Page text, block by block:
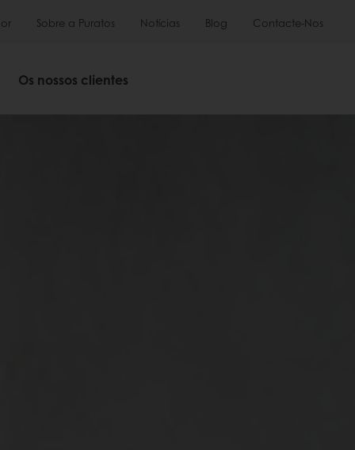
Sobre a Puratos Notícias Blog Contacte-Nos
Os nossos clientes